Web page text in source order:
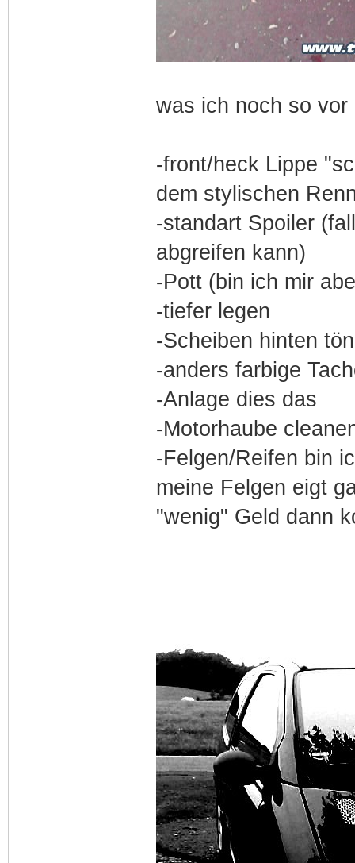
was ich noch so
-front/heck Lippe
dem stylischen
-standart Spoiler
abgreifen kann)
-Pott (bin ich mir
-tiefer legen
-Scheiben hinten
-anders farbige
-Anlage dies das
-Motorhaube
-Felgen/Reifen bin
meine Felgen eigt
"wenig" Geld dann